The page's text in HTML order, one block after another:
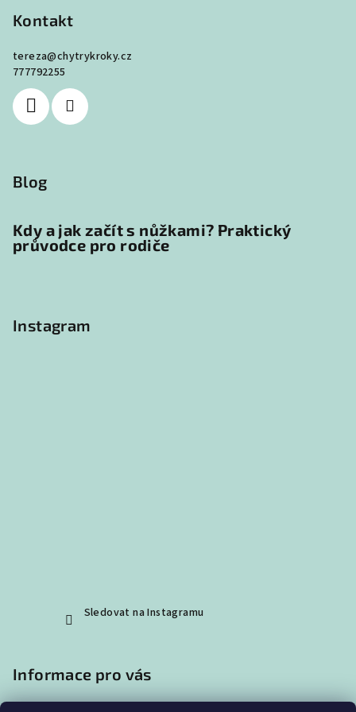
Kontakt
tereza@chytrykroky.cz
777792255
Blog
Kdy a jak začít s nůžkami? Praktický
průvodce pro rodiče
Instagram
Sledovat na Instagramu
Informace pro vás